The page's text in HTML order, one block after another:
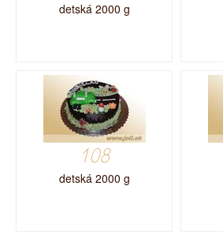
detská 2000 g
108
detská 2000 g